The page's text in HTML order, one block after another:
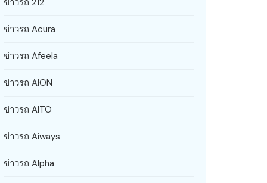
ข่าวรถ Acura
ข่าวรถ Afeela
ข่าวรถ AION
ข่าวรถ AITO
ข่าวรถ Aiways
ข่าวรถ Alpha